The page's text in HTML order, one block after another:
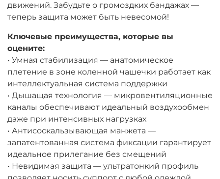
движений. Забудьте о громоздких бандажах —
теперь защита может быть невесомой!
Ключевые преимущества, которые вы
оцените:
• Умная стабилизация — анатомическое
плетение в зоне коленной чашечки работает как
интеллектуальная система поддержки
• Дышащая технология — микровентиляционные
каналы обеспечивают идеальный воздухообмен
даже при интенсивных нагрузках
• Антисоскальзывающая манжета —
запатентованная система фиксации гарантирует
идеальное прилегание без смещений
• Невидимая защита — ультратонкий профиль